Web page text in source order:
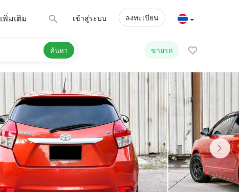
เพิ่มเติม เข้าสู่ระบบ ลงทะเบียน
ขายรถ
ค้นหา